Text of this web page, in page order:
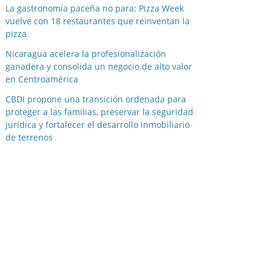
La gastronomía paceña no para: Pizza Week
vuelve con 18 restaurantes que reinventan la
pizza
Nicaragua acelera la profesionalización
ganadera y consolida un negocio de alto valor
en Centroamérica
CBDI propone una transición ordenada para
proteger a las familias, preservar la seguridad
jurídica y fortalecer el desarrollo inmobiliario
de terrenos